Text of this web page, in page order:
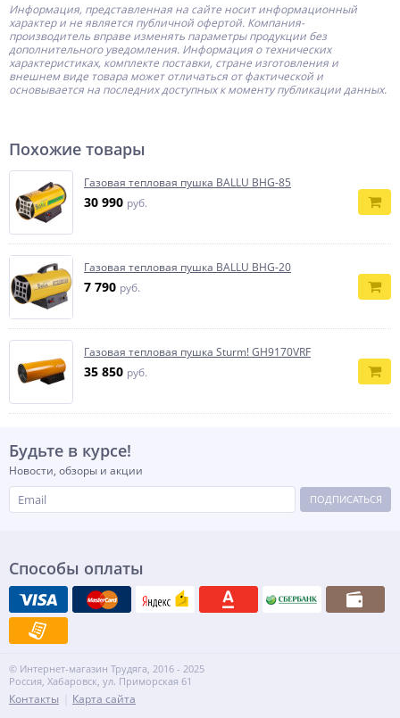
Информация, представленная на сайте носит информационный
характер и не является публичной офертой. Компания-
производитель вправе изменять параметры продукции без
дополнительного уведомления. Информация о технических
характеристиках, комплекте поставки, стране изготовления и
внешнем виде товара может отличаться от фактической и
основывается на последних доступных к моменту публикации данных.
Похожие товары
Газовая тепловая пушка BALLU BHG-85
30 990 руб.
Газовая тепловая пушка BALLU BHG-20
7 790 руб.
Газовая тепловая пушка Sturm! GH9170VRF
35 850 руб.
Будьте в курсе!
Новости, обзоры и акции
ПОДПИСАТЬСЯ
Способы оплаты
© Интернет-магазин Трудяга, 2016 - 2025
Россия, Хабаровск, ул. Приморская 61
Контакты Карта сайта